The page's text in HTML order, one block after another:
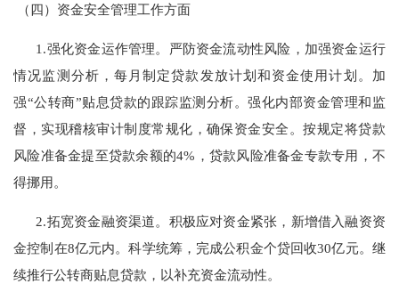
（四）资金安全管理工作方面
1.强化资金运作管理。严防资金流动性风险，加强资金运行
情况监测分析，每月制定贷款发放计划和资金使用计划。加
强“公转商”贴息贷款的跟踪监测分析。强化内部资金管理和监
督，实现稽核审计制度常规化，确保资金安全。按规定将贷款
风险准备金提至贷款余额的4% ，贷款风险准备金专款专用，不
得挪用。
2.拓宽资金融资渠道。积极应对资金紧张，新增借入融资资
金控制在8亿元内。科学统筹，完成公积金个贷回收30亿元。继
续推行公转商贴息贷款，以补充资金流动性。